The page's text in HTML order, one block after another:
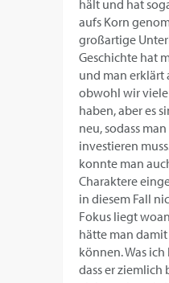
hält und hat
aufs Korn
großartige
Geschichte hat
und man erklärt
obwohl wir
haben, aber es
neu, sodass
investieren
konnte man
Charaktere
in diesem Fall
Fokus liegt
hätte man
können. Was
dass er ziemlich